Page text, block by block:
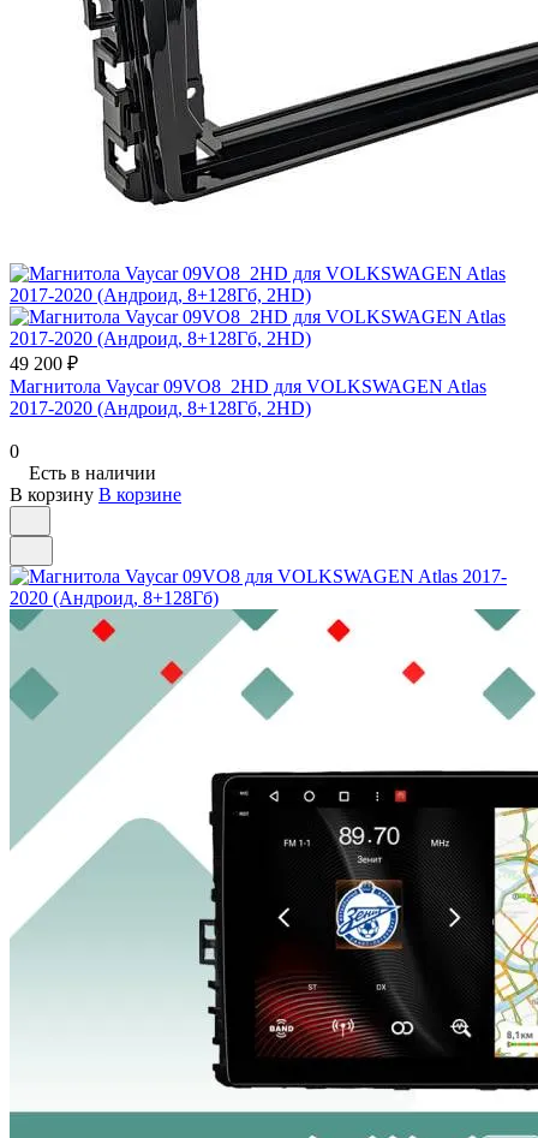
49 200 ₽
Магнитола Vaycar 09VO8_2HD для VOLKSWAGEN Atlas
2017-2020 (Андроид, 8+128Гб, 2HD)
0
Есть в наличии
В корзину В корзине